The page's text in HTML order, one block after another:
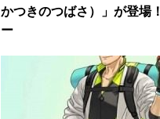
かつきのつばさ）」が登場！
ー